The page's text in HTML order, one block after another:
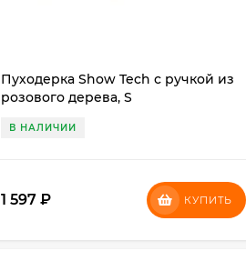
Пуходерка Show Tech с ручкой из
розового дерева, S
В НАЛИЧИИ
1 597 ₽ КУПИТЬ